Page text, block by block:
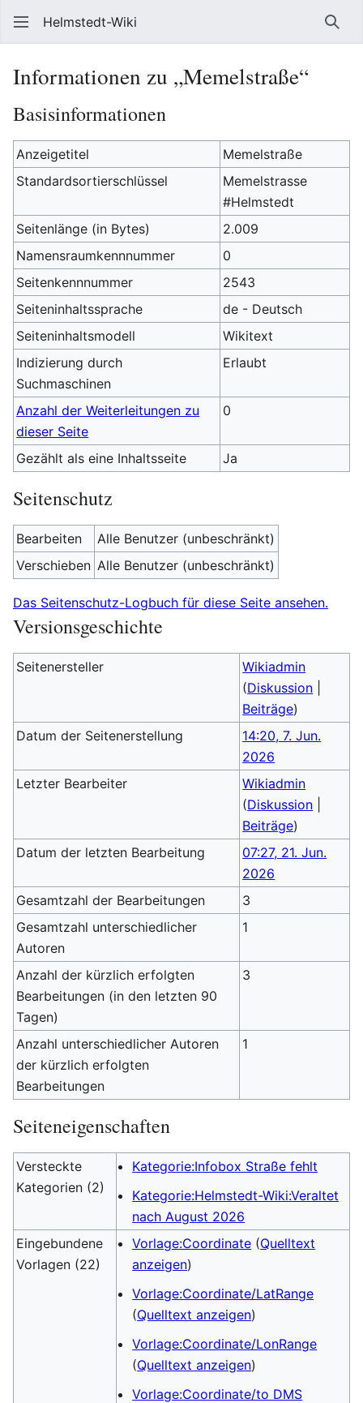
Helmstedt-Wiki
Informationen zu „Memelstraße“
Basisinformationen
Anzeigetitel
Memelstraße
Standardsortierschlüssel
Memelstrasse
#Helmstedt
Seitenlänge (in Bytes)
2.009
Namensraumkennnummer
0
Seitenkennnummer
2543
Seiteninhaltssprache
de - Deutsch
Seiteninhaltsmodell
Wikitext
Indizierung durch
Suchmaschinen
Erlaubt
Anzahl der Weiterleitungen zu
dieser Seite
0
Gezählt als eine Inhaltsseite Ja
Seitenschutz
Bearbeiten
Alle Benutzer (unbeschränkt)
Verschieben Alle Benutzer (unbeschränkt)
Das Seitenschutz-Logbuch für diese Seite ansehen.
Versionsgeschichte
Seitenersteller
Wikiadmin
(Diskussion
Beiträge)
Datum der Seitenerstellung
14:20, 7. Jun.
2026
Letzter Bearbeiter
Wikiadmin
(Diskussion
Beiträge)
Datum der letzten Bearbeitung
07:27, 21. Jun.
2026
Gesamtzahl der Bearbeitungen
3
Gesamtzahl unterschiedlicher
Autoren
1
Anzahl der kürzlich erfolgten
Bearbeitungen (in den letzten 90
Tagen)
3
Anzahl unterschiedlicher Autoren
der kürzlich erfolgten
Bearbeitungen
1
Seiteneigenschaften
Versteckte
Kategorien (2)
Kategorie:Infobox Straße fehlt
Kategorie:Helmstedt-Wiki:Veraltet
nach August 2026
Eingebundene
Vorlagen (22)
Vorlage:Coordinate (Quelltext
anzeigen)
Vorlage:Coordinate/LatRange
(Quelltext anzeigen)
Vorlage:Coordinate/LonRange
(Quelltext anzeigen)
Vorlage:Coordinate/to DMS